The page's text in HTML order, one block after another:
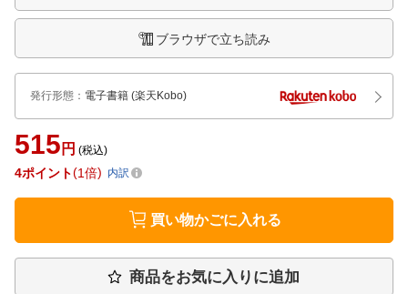
ブラウザで立ち読み
発行形態 ： 電子書籍 (楽天Kobo)
515 円 (税込)
4ポイント 1倍 内訳
買い物かごに入れる
商品をお気に入りに追加